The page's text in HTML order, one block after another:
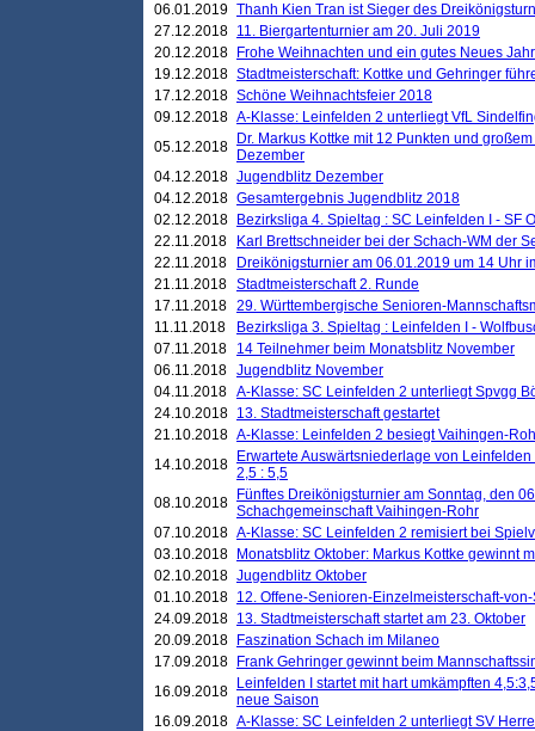
06.01.2019 Thanh Kien Tran ist Sieger des
27.12.2018 11. Biergartenturnier am 20. Juli 2019
20.12.2018
Frohe Weihnachten und ein gutes Neues
19.12.2018 Stadtmeisterschaft: Kottke und Gehringer
17.12.2018 Schöne Weihnachtsfeier 2018
09.12.2018 A-Klasse: Leinfelden 2 unterliegt VfL
05.12.2018
Dr. Markus Kottke mit 12 Punkten und
Dezember
04.12.2018 Jugendblitz Dezember
04.12.2018 Gesamtergebnis Jugendblitz 2018
02.12.2018
Bezirksliga 4. Spieltag : SC Leinfelden I - SF
22.11.2018
Karl Brettschneider bei der Schach-WM der
22.11.2018
Dreikönigsturnier am 06.01.2019 um 14 Uhr
21.11.2018 Stadtmeisterschaft 2. Runde
17.11.2018 29. Württembergische Senioren-
11.11.2018
Bezirksliga 3. Spieltag : Leinfelden I -
07.11.2018
14 Teilnehmer beim Monatsblitz November
06.11.2018 Jugendblitz November
04.11.2018 A-Klasse: SC Leinfelden 2 unterliegt Spvgg
24.10.2018 13. Stadtmeisterschaft gestartet
21.10.2018 A-Klasse: Leinfelden 2 besiegt Vaihingen-
14.10.2018
Erwartete Auswärtsniederlage von
2,5 : 5,5
08.10.2018
Fünftes Dreikönigsturnier am Sonntag, den
Schachgemeinschaft Vaihingen-Rohr
07.10.2018 A-Klasse: SC Leinfelden 2 remisiert bei
03.10.2018
Monatsblitz Oktober: Markus Kottke gewinnt
02.10.2018 Jugendblitz Oktober
01.10.2018 12. Offene-Senioren-Einzelmeisterschaft-
24.09.2018 13. Stadtmeisterschaft startet am 23. Oktober
20.09.2018
Faszination Schach im Milaneo
17.09.2018
Frank Gehringer gewinnt beim
16.09.2018
Leinfelden I startet mit hart umkämpften
neue Saison
16.09.2018 A-Klasse: SC Leinfelden 2 unterliegt SV